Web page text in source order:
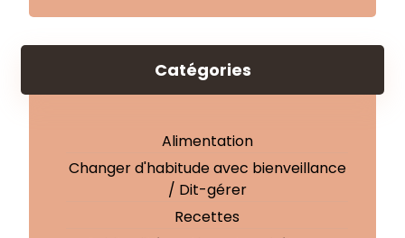
Catégories
Alimentation
Changer d'habitude avec bienveillance
/ Dit-gérer
Recettes